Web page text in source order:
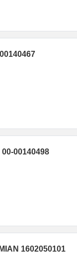
00140498
1602050101